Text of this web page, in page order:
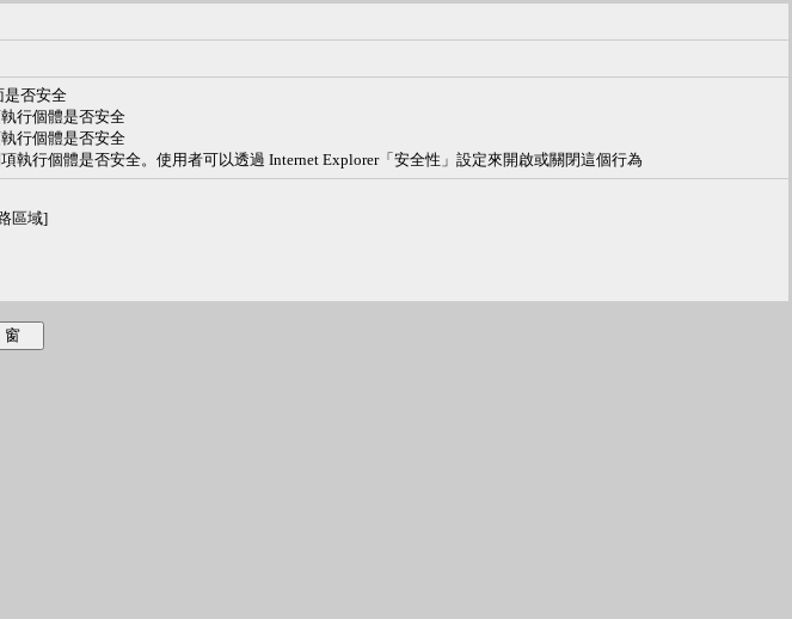
是否安全
行個體是否安全
行個體是否安全
行個體是否安全。使用者可以透過 Internet Explorer「安全性」設定來開啟或關閉這個行為
區域]